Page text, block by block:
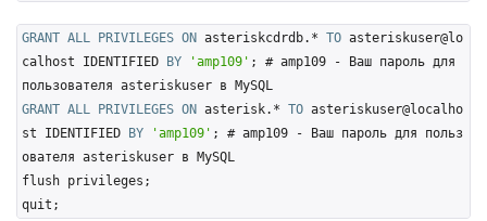
GRANT ALL PRIVILEGES ON asteriskcdrdb.* TO asteriskuser@lo
calhost IDENTIFIED
BY 'amp109' ;
# amp109 - Ваш пароль для
GRANT ALL PRIVILEGES ON asterisk.* TO asteriskuser@localho
st IDENTIFIED
BY 'amp109' ;
# amp109 - Ваш пароль для польз
ователя asteriskuser в MySQL
flush privileges;